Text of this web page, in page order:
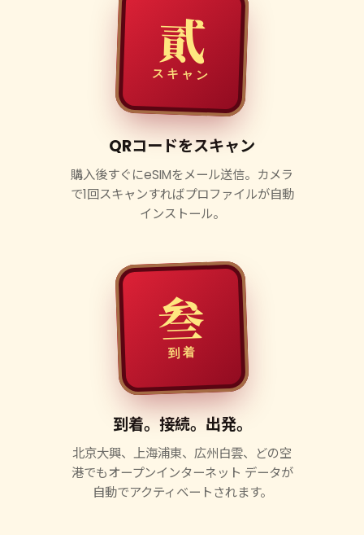
貳
スキャン
QRコードをスキャン
購入後すぐにeSIMをメール送信。カメラ
で1回スキャンすればプロファイルが自動
インストール。
叁
到着
到着。接続。出発。
北京大興、上海浦東、広州白雲、どの空
港でもオープンインターネット データが
自動でアクティベートされます。